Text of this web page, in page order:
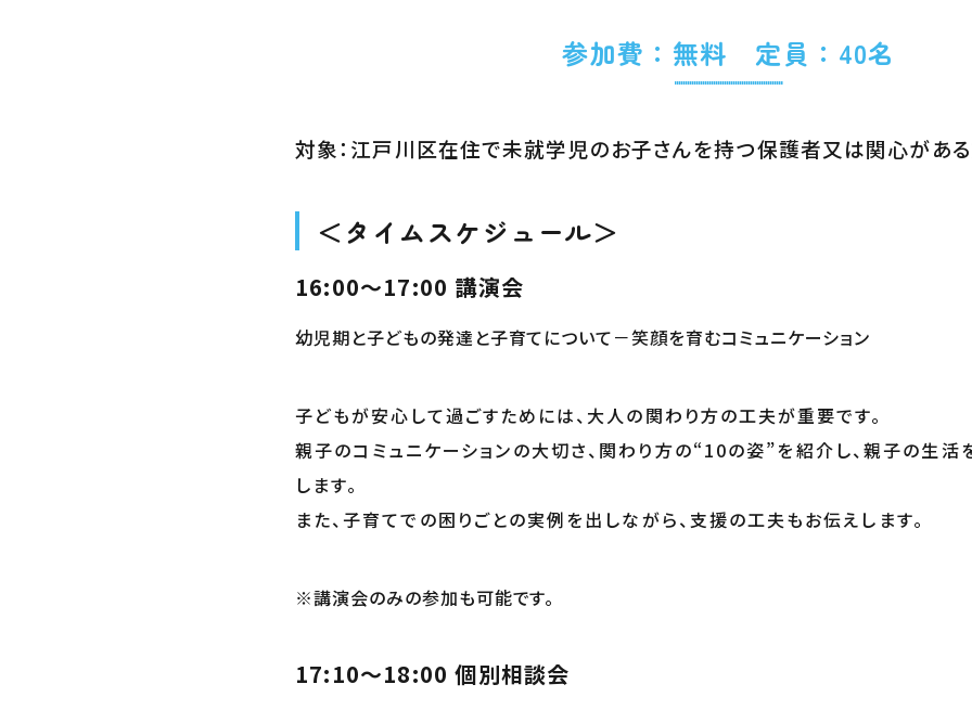
参加費： 無料 定員：40名
対象：江戸川区在住で未就学児のお子さんを持つ保護者又は関心があ
＜タイムスケジュール＞
16:00～17:00 講演会
幼児期と子どもの発達と子育てについて－笑顔を育むコミュニケーション
子どもが安心して過ごすためには、大人の関わり方の工夫が重要です。
親子のコミュニケーションの大切さ、関わり方の“10の姿”を紹介し、親子の生活
します。
また、子育てでの困りごとの実例を出しながら、支援の工夫もお伝えします。
※講演会のみの参加も可能です。
17:10～18:00 個別相談会